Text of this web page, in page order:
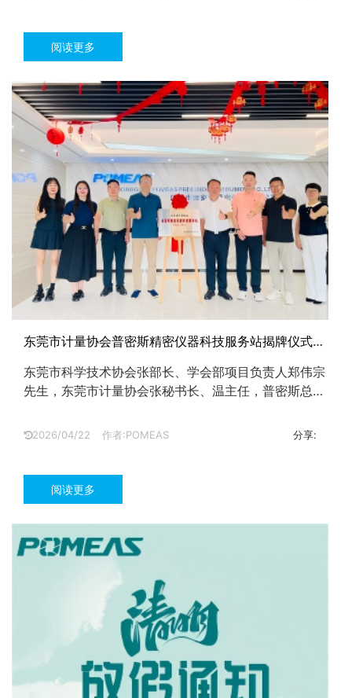
阅读更多
东莞市计量协会普密斯精密仪器科技服务站揭牌仪式圆
东莞市科学技术协会张部长、学会部项目负责人郑伟宗
先生，东莞市计量协会张秘书长、温主任，普密斯总经
科技服务站揭牌仪式。...
2026/04/22 作者:POMEAS 分享:
阅读更多